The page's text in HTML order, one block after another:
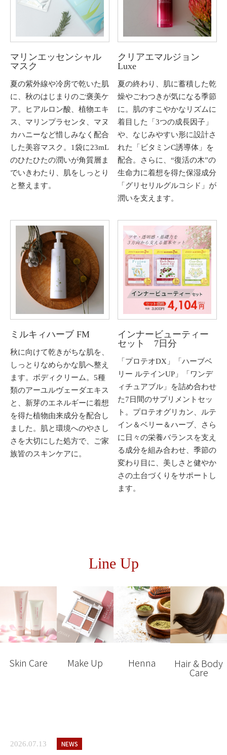
マリンエッセンシャル
マスク
夏の紫外線や冷房で乾いた肌
に、秋のはじまりのご褒美ケ
ア。ヒアルロン酸、植物エキ
ス、マリンプラセンタ、マヌ
カハニーなど惜しみなく配合
した美容マスク。1袋に23mL
のひたひたの潤いが角質層ま
でいきわたり、肌をしっとり
と整えます。
クリアエマルジョン
Luxe
夏の終わり、肌に蓄積した乾
燥やごわつきが気になる季節
に。肌のすこやかなリズムに
着目した「3つの成長因子」
や、なじみやすい形に設計さ
れた「ビタミンC誘導体」を
配合。さらに、“復活の木”の
生命力に着想を得た保湿成分
「グリセリルグルコシド」が
潤いを支えます。
ミルキィハーブ FM
秋に向けて乾きがちな肌を、
しっとりなめらかな肌へ整え
ます。ボディクリーム。5種
類のアーユルヴェーダエキス
と、新芽のエネルギーに着想
を得た植物由来成分を配合し
ました。肌と環境へのやさし
さを大切にした処方で、ご家
族皆のスキンケアに。
インナービューティー
セット 7日分
「プロテオDX」「ハーブベ
リー ルテインUP」「ワンデ
ィチュアブル」を詰め合わせ
た7日間のサプリメントセッ
ト。プロテオグリカン、ルテ
イン＆ベリー＆ハーブ、さら
に日々の栄養バランスを支え
る成分を組み合わせ、季節の
変わり目に、美しさと健やか
さの土台づくりをサポートし
ます。
Line Up
Skin Care Make Up Henna Hair & Body
Care
2026.07.13 NEWS